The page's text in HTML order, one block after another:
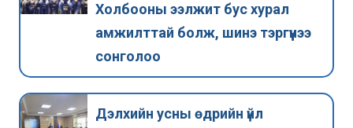
Холбооны ээлжит бус хурал
амжилттай болж, шинэ тэргүүнээ
сонголоо
Дэлхийн усны өдрийн үйл